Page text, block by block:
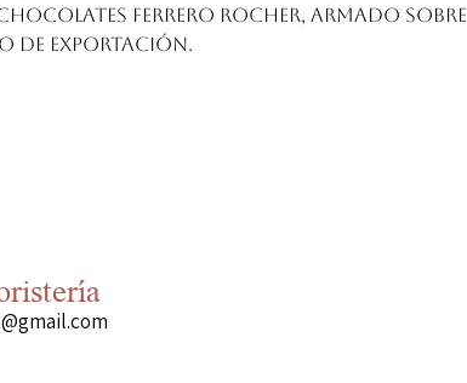
ferrero rocher, armado sobre
de exportación.